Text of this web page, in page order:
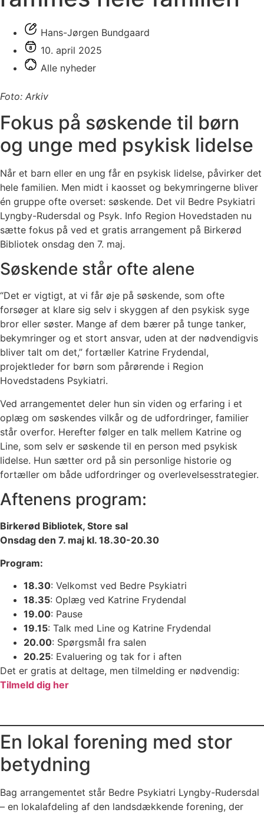
Hans-Jørgen Bundgaard
10. april 2025
Alle nyheder
Foto: Arkiv
Fokus på søskende til børn
og unge med psykisk lidelse
Når et barn eller en ung får en psykisk lidelse, påvirker det
hele familien. Men midt i kaosset og bekymringerne bliver
én gruppe ofte overset: søskende. Det vil Bedre Psykiatri
Lyngby-Rudersdal og Psyk. Info Region Hovedstaden nu
sætte fokus på ved et gratis arrangement på Birkerød
Bibliotek onsdag den 7. maj.
Søskende står ofte alene
“Det er vigtigt, at vi får øje på søskende, som ofte
forsøger at klare sig selv i skyggen af den psykisk syge
bror eller søster. Mange af dem bærer på tunge tanker,
bekymringer og et stort ansvar, uden at der nødvendigvis
bliver talt om det,” fortæller Katrine Frydendal,
projektleder for børn som pårørende i Region
Hovedstadens Psykiatri.
Ved arrangementet deler hun sin viden og erfaring i et
oplæg om søskendes vilkår og de udfordringer, familier
står overfor. Herefter følger en talk mellem Katrine og
Line, som selv er søskende til en person med psykisk
lidelse. Hun sætter ord på sin personlige historie og
fortæller om både udfordringer og overlevelsesstrategier.
Aftenens program:
Birkerød Bibliotek, Store sal
Onsdag den 7. maj kl. 18.30-20.30
Program:
18.30: Velkomst ved Bedre Psykiatri
18.35: Oplæg ved Katrine Frydendal
19.00: Pause
19.15: Talk med Line og Katrine Frydendal
20.00: Spørgsmål fra salen
20.25: Evaluering og tak for i aften
Det er gratis at deltage, men tilmelding er nødvendig:
Tilmeld dig her
En lokal forening med stor
betydning
Bag arrangementet står Bedre Psykiatri Lyngby-Rudersdal
– en lokalafdeling af den landsdækkende forening, der